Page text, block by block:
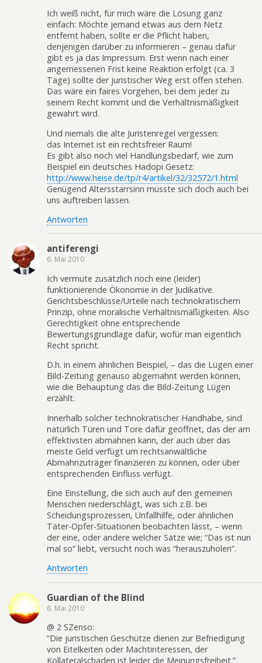
Ich weiß nicht, für mich wäre die Lösung ganz
einfach: Möchte jemand etwas aus dem Netz
entfernt haben, sollte er die Pflicht haben,
denjenigen darüber zu informieren – genau dafür
gibt es ja das Impressum. Erst wenn nach einer
angemessenen Frist keine Reaktion erfolgt (ca. 3
Tage) sollte der juristischer Weg erst offen stehen.
Das wäre ein faires Vorgehen, bei dem jeder zu
seinem Recht kommt und die Verhältnismäßigkeit
gewahrt wird.
Und niemals die alte Juristenregel vergessen:
das Internet ist ein rechtsfreier Raum!
Es gibt also noch viel Handlungsbedarf, wie zum
Beispiel ein deutsches Hadopi Gesetz:
http://www.heise.de/tp/r4/artikel/32/32572/1.html
Genügend Altersstarrsinn müsste sich doch auch bei
uns auftreiben lassen.
Antworten
antiferengi
6. Mai 2010
Ich vermute zusätzlich noch eine (leider)
funktionierende Ökonomie in der Judikative.
Gerichtsbeschlüsse/Urteile nach technokratischem
Prinzip, ohne moralische Verhältnismäßigkeiten. Also
Gerechtigkeit ohne entsprechende
Bewertungsgrundlage dafür, wofür man eigentlich
Recht spricht.
D.h. in einem ähnlichen Beispiel, – das die Lügen einer
Bild-Zeitung genauso abgemahnt werden können,
wie die Behauptung das die Bild-Zeitung Lügen
erzählt.
Innerhalb solcher technokratischer Handhabe, sind
natürlich Türen und Tore dafür geöffnet, das der am
effektivsten abmahnen kann, der auch über das
meiste Geld verfügt um rechtsanwältliche
Abmahnzuträger finanzieren zu können, oder über
entsprechenden Einfluss verfügt.
Eine Einstellung, die sich auch auf den gemeinen
Menschen niederschlägt, was sich z.B. bei
Scheidungsprozessen, Unfallhilfe, oder ähnlichen
Täter-Opfer-Situationen beobachten lässt, – wenn
der eine, oder andere welcher Sätze wie; “Das ist nun
mal so” liebt, versucht noch was “herauszuholen”.
Antworten
Guardian of the Blind
6. Mai 2010
@ 2 SZenso:
“Die juristischen Geschütze dienen zur Befriedigung
von Eitelkeiten oder Machtinteressen, der
Kollateralschaden ist leider die Meinungsfreiheit.”